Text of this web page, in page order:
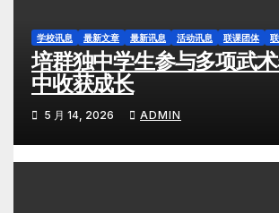
学校讯息 最新文章 最新讯息 活动讯息 联课团体
培群独中学生参与多项武术
中收获成长
5 月 14, 2026 ADMIN